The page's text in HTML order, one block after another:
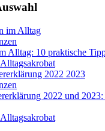
Alltag: 10 praktische
2022 und 2023: